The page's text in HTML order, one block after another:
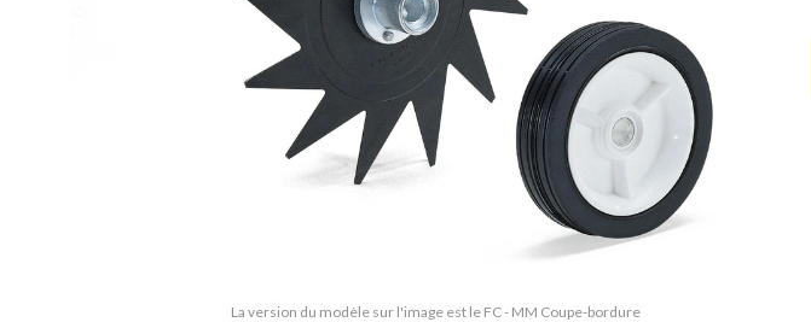
La version du modèle sur l'image est le FC - MM Coupe-bordure